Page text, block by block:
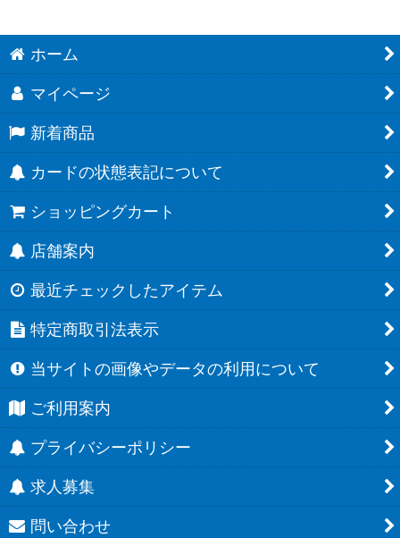
ホーム
マイページ
新着商品
カードの状態表記について
ショッピングカート
店舗案内
最近チェックしたアイテム
特定商取引法表示
当サイトの画像やデータの利用について
ご利用案内
プライバシーポリシー
求人募集
問い合わせ